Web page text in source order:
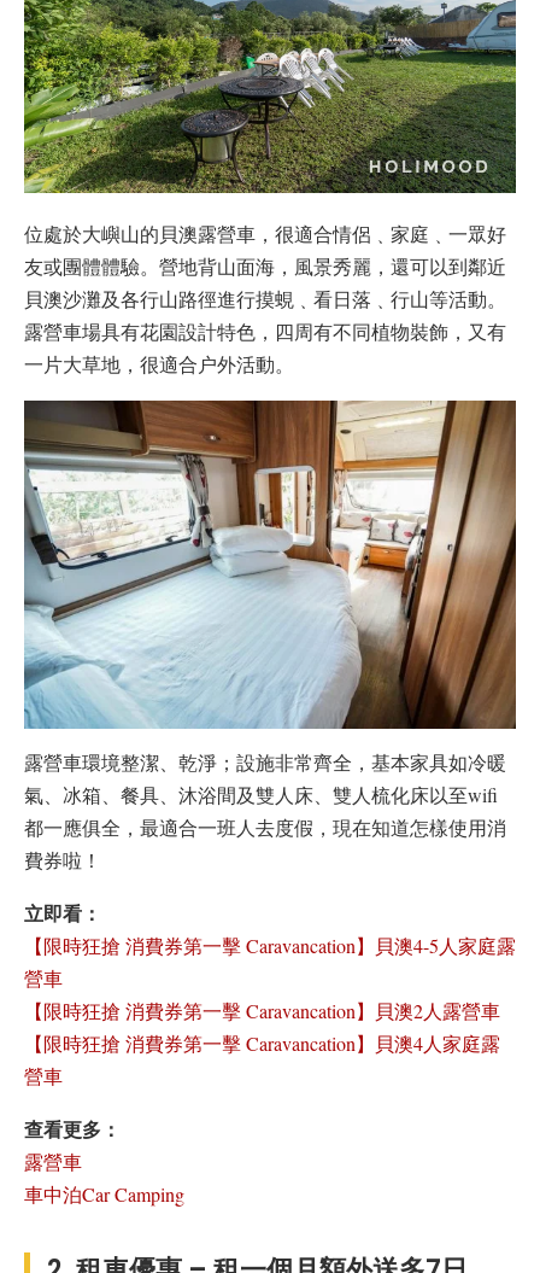
位處於大嶼山的貝澳露營車，很適合情侶﹑家庭﹑一眾好
友或團體體驗。營地背山面海，風景秀麗，還可以到鄰近
貝澳沙灘及各行山路徑進行摸蜆﹑看日落﹑行山等活動。
露營車場具有花園設計特色，四周有不同植物裝飾，又有
一片大草地，很適合户外活動。
露營車環境整潔、乾淨；設施非常齊全，基本家具如冷暖
氣、冰箱、餐具、沐浴間及雙人床、雙人梳化床以至wifi
都一應俱全，最適合一班人去度假，現在知道怎樣使用消
費券啦！
立即看：
【限時狂搶 消費券第一擊 Caravancation】貝澳4-5人家庭露
營車
【限時狂搶 消費券第一擊 Caravancation】貝澳2人露營車
【限時狂搶 消費券第一擊 Caravancation】貝澳4人家庭露
營車
查看更多：
露營車
車中泊Car Camping